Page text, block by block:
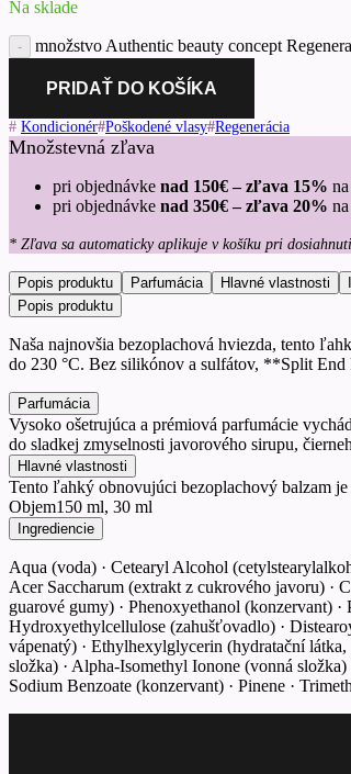
Na sklade
množstvo Authentic beauty concept
PRIDAŤ DO KOŠÍKA
# Kondicionér#Poškodené vlasy#Regenerácia
Množstevná zľava
pri objednávke nad 150€ – zľava 15%
pri objednávke nad 350€ – zľava 20%
* Zľava sa automaticky aplikuje v košíku pri
Popis produktu Parfumácia Hlavné vlastnosti
Popis produktu
Naša najnovšia bezoplachová hviezda, tento
do 230 °C. Bez silikónov a sulfátov, **Split
Parfumácia
Vysoko ošetrujúca a prémiová parfumácie
do sladkej zmyselnosti javorového sirupu,
Hlavné vlastnosti
Tento ľahký obnovujúci bezoplachový balzam
Objem150 ml, 30 ml
Ingrediencie
Aqua (voda) · Cetearyl Alcohol
Acer Saccharum (extrakt z cukrového javoru) ·
guarové gumy) · Phenoxyethanol (konzervant)
Hydroxyethylcellulose (zahušťovadlo) ·
vápenatý) · Ethylhexylglycerin (hydratační
složka) · Alpha-Isomethyl Ionone (vonná
Sodium Benzoate (konzervant) · Pinene ·